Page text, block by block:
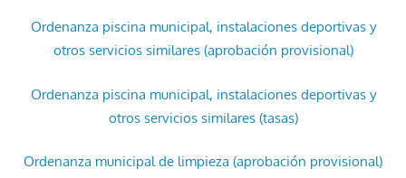
Ordenanza piscina municipal, instalaciones deportivas y
otros servicios similares (aprobación provisional)
Ordenanza piscina municipal, instalaciones deportivas y
otros servicios similares (tasas)
Ordenanza municipal de limpieza (aprobación provisional)